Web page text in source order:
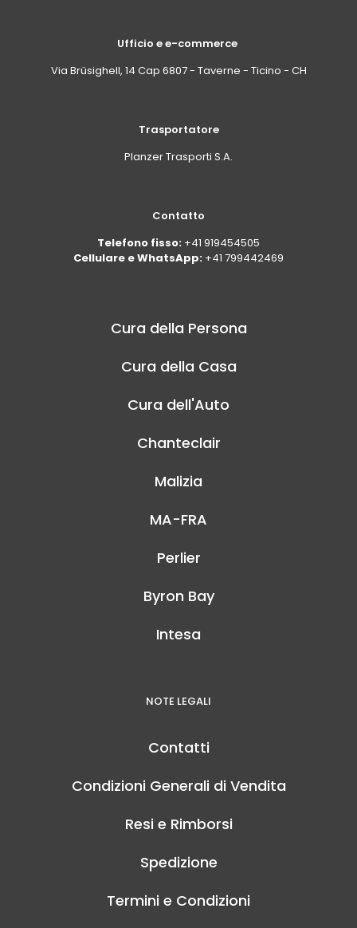
Ufficio e e-commerce
Via Brüsighell, 14 Cap 6807 - Taverne - Ticino - CH
Trasportatore
Planzer Trasporti S.A.
Contatto
Telefono fisso: +41 919454505
Cellulare e WhatsApp: +41 799442469
Cura della Persona
Cura della Casa
Cura dell'Auto
Chanteclair
Malizia
MA-FRA
Perlier
Byron Bay
Intesa
NOTE LEGALI
Contatti
Condizioni Generali di Vendita
Resi e Rimborsi
Spedizione
Termini e Condizioni